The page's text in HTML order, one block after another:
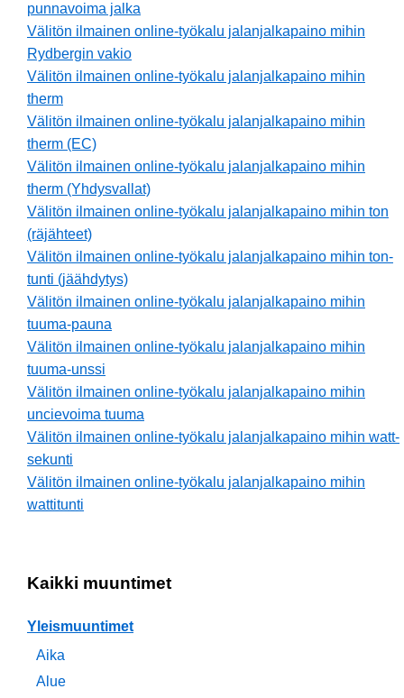
punnavoima jalka
Välitön ilmainen online-työkalu jalanjalkapaino mihin
Rydbergin vakio
Välitön ilmainen online-työkalu jalanjalkapaino mihin
therm
Välitön ilmainen online-työkalu jalanjalkapaino mihin
therm (EC)
Välitön ilmainen online-työkalu jalanjalkapaino mihin
therm (Yhdysvallat)
Välitön ilmainen online-työkalu jalanjalkapaino mihin ton
(räjähteet)
Välitön ilmainen online-työkalu jalanjalkapaino mihin ton-
tunti (jäähdytys)
Välitön ilmainen online-työkalu jalanjalkapaino mihin
tuuma-pauna
Välitön ilmainen online-työkalu jalanjalkapaino mihin
tuuma-unssi
Välitön ilmainen online-työkalu jalanjalkapaino mihin
uncievoima tuuma
Välitön ilmainen online-työkalu jalanjalkapaino mihin watt-
sekunti
Välitön ilmainen online-työkalu jalanjalkapaino mihin
wattitunti
Kaikki muuntimet
Yleismuuntimet
Aika
Alue